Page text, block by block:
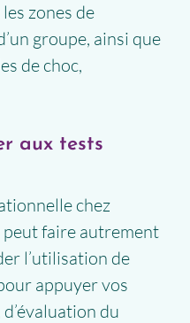
zones de
groupe, ainsi que
de choc,
aux tests
chez
faire autrement
l’utilisation de
appuyer vos
du